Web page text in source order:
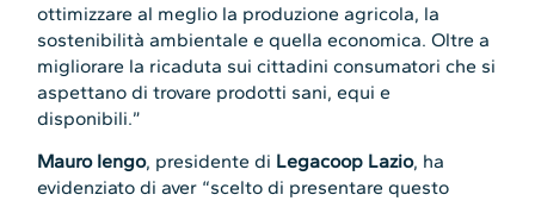
ottimizzare al meglio la produzione agricola, la
sostenibilità ambientale e quella economica. Oltre a
migliorare la ricaduta sui cittadini consumatori che si
aspettano di trovare prodotti sani, equi e
disponibili.”
Mauro Iengo, presidente di Legacoop Lazio, ha
evidenziato di aver “scelto di presentare questo